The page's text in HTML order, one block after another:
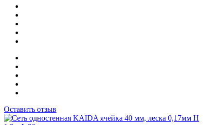
Оставить отзыв